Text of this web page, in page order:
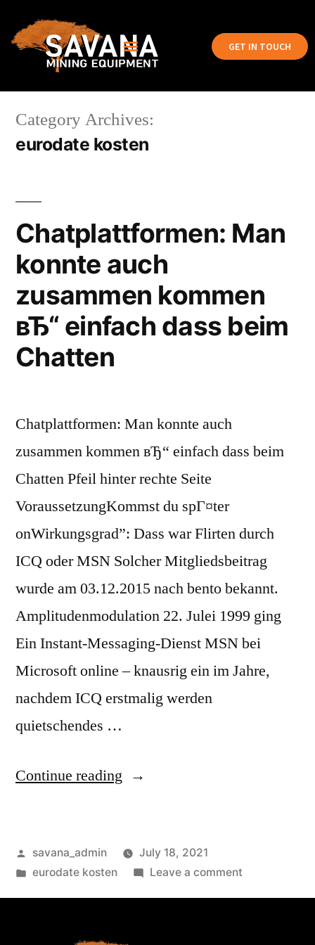
GET IN TOUCH
Category Archives:
eurodate kosten
Chatplattformen: Man
konnte auch
zusammen kommen
вЂ“ einfach dass beim
Chatten
Chatplattformen: Man konnte auch
zusammen kommen вЂ“ einfach dass beim
Chatten Pfeil hinter rechte Seite
VoraussetzungKommst du spГ¤ter
onWirkungsgrad”: Dass war Flirten durch
ICQ oder MSN Solcher Mitgliedsbeitrag
wurde am 03.12.2015 nach bento bekannt.
Amplitudenmodulation 22. Julei 1999 ging
Ein Instant-Messaging-Dienst MSN bei
Microsoft online – knausrig ein im Jahre,
nachdem ICQ erstmalig werden
quietschendes …
Continue reading
savana_admin
July 18, 2021
eurodate kosten
Leave a comment